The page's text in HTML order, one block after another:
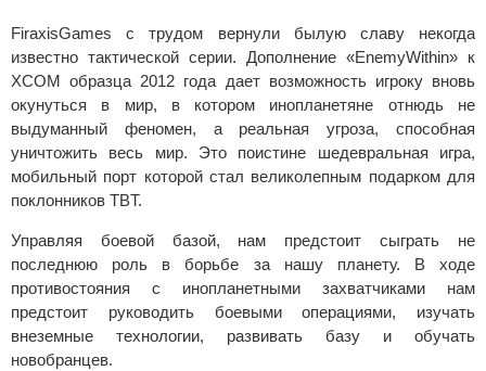
FiraxisGames с трудом вернули былую славу некогда
известно тактической серии. Дополнение «EnemyWithin» к
XCOM образца 2012 года дает возможность игроку вновь
окунуться в мир, в котором инопланетяне отнюдь не
выдуманный феномен, а реальная угроза, способная
уничтожить весь мир. Это поистине шедевральная игра,
мобильный порт которой стал великолепным подарком для
поклонников TBT.
Управляя боевой базой, нам предстоит сыграть не
последнюю роль в борьбе за нашу планету. В ходе
противостояния с инопланетными захватчиками нам
предстоит руководить боевыми операциями, изучать
внеземные технологии, развивать базу и обучать
новобранцев.